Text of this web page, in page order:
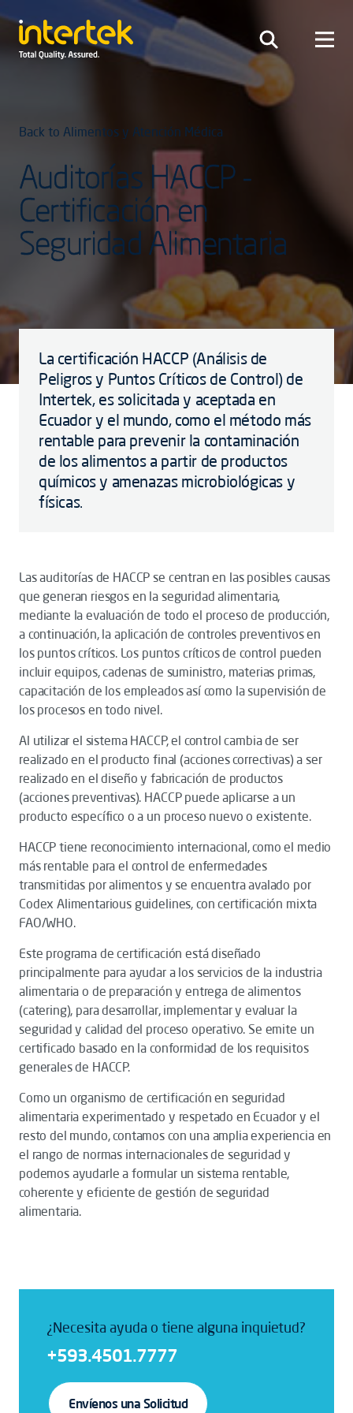
Back to Alimentos y Atención Médica
Auditorías HACCP -
Certificación en
Seguridad Alimentaria
La certificación HACCP (Análisis de
Peligros y Puntos Críticos de Control) de
Intertek, es solicitada y aceptada en
Ecuador y el mundo, como el método más
rentable para prevenir la contaminación
de los alimentos a partir de productos
químicos y amenazas microbiológicas y
físicas.
Las auditorías de HACCP se centran en las posibles causas
que generan riesgos en la seguridad alimentaria,
mediante la evaluación de todo el proceso de producción,
a continuación, la aplicación de controles preventivos en
los puntos críticos. Los puntos críticos de control pueden
incluir equipos, cadenas de suministro, materias primas,
capacitación de los empleados así como la supervisión de
los procesos en todo nivel.
Al utilizar el sistema HACCP, el control cambia de ser
realizado en el producto final (acciones correctivas) a ser
realizado en el diseño y fabricación de productos
(acciones preventivas). HACCP puede aplicarse a un
producto específico o a un proceso nuevo o existente.
HACCP tiene reconocimiento internacional, como el medio
más rentable para el control de enfermedades
transmitidas por alimentos y se encuentra avalado por
Codex Alimentarious guidelines, con certificación mixta
FAO/WHO.
Este programa de certificación está diseñado
principalmente para ayudar a los servicios de la industria
alimentaria o de preparación y entrega de alimentos
(catering), para desarrollar, implementar y evaluar la
seguridad y calidad del proceso operativo. Se emite un
certificado basado en la conformidad de los requisitos
generales de HACCP.
Como un organismo de certificación en seguridad
alimentaria experimentado y respetado en Ecuador y el
resto del mundo, contamos con una amplia experiencia en
el rango de normas internacionales de seguridad y
podemos ayudarle a formular un sistema rentable,
coherente y eficiente de gestión de seguridad
alimentaria.
¿Necesita ayuda o tiene alguna inquietud?
+593.4501.7777
Envíenos una Solicitud